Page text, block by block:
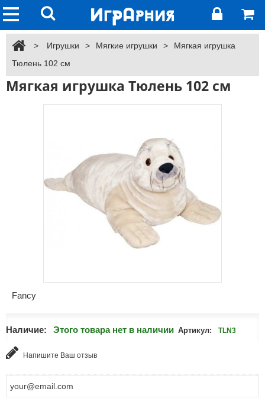
> Игрушки > Мягкие игрушки >
Мягкая игрушка
Тюлень 102 см
Мягкая игрушка Тюлень 102 см
Fancy
Наличие: Этого товара нет в наличии Артикул: TLN3
Напишите Ваш отзыв